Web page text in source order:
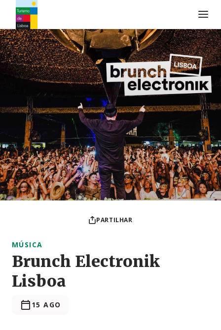
Logo do Turismo de Lisboa
PARTILHAR
MÚSICA
Brunch Electronik
Lisboa
15 AGO